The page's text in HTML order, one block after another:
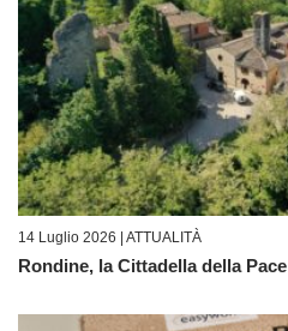
14 Luglio 2026 | ATTUALITÀ
Rondine, la Cittadella della Pace